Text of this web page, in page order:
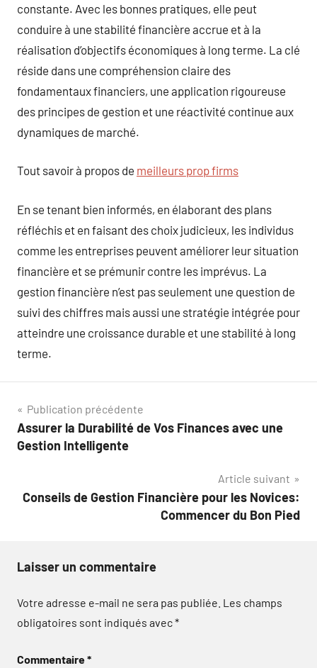
constante. Avec les bonnes pratiques, elle peut
conduire à une stabilité financière accrue et à la
réalisation d’objectifs économiques à long terme. La clé
réside dans une compréhension claire des
fondamentaux financiers, une application rigoureuse
des principes de gestion et une réactivité continue aux
dynamiques de marché.
Tout savoir à propos de meilleurs prop firms
En se tenant bien informés, en élaborant des plans
réfléchis et en faisant des choix judicieux, les individus
comme les entreprises peuvent améliorer leur situation
financière et se prémunir contre les imprévus. La
gestion financière n’est pas seulement une question de
suivi des chiffres mais aussi une stratégie intégrée pour
atteindre une croissance durable et une stabilité à long
terme.
Navigation
de
Publication précédente
Assurer la Durabilité de Vos Finances avec une
Gestion Intelligente
Article suivant
Conseils de Gestion Financière pour les Novices:
Commencer du Bon Pied
Laisser un commentaire
Votre adresse e-mail ne sera pas publiée. Les champs
obligatoires sont indiqués avec*
Commentaire*